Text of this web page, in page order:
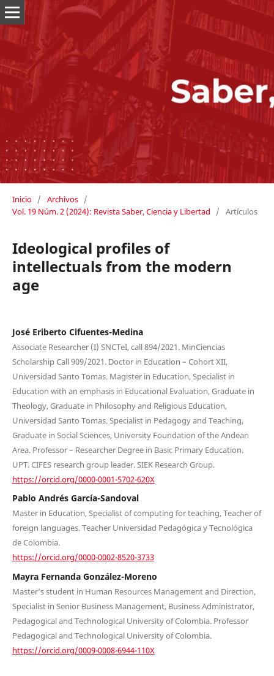
Inicio / Archivos /
Vol. 19 Núm. 2 (2024): Revista Saber, Ciencia y Libertad
/ Artículos
Ideological profiles of
intellectuals from the modern
age
José Eriberto Cifuentes-Medina
Associate Researcher (I) SNCTeI, call 894/2021. MinCiencias
Scholarship Call 909/2021. Doctor in Education – Cohort XII,
Universidad Santo Tomas. Magister in Education, Specialist in
Education with an emphasis in Educational Evaluation, Graduate in
Theology, Graduate in Philosophy and Religious Education,
Universidad Santo Tomas. Specialist in Pedagogy and Teaching,
Graduate in Social Sciences, University Foundation of the Andean
Area. Professor – Researcher Degree in Basic Primary Education.
UPT. CIFES research group leader. SIEK Research Group.
https://orcid.org/0000-0001-5702-620X
Pablo Andrés García-Sandoval
Master in Education, Specialist of computing for teaching, Teacher of
foreign languages. Teacher Universidad Pedagógica y Tecnológica
de Colombia.
https://orcid.org/0000-0002-8520-3733
Mayra Fernanda González-Moreno
Master’s student in Human Resources Management and Direction,
Specialist in Senior Business Management, Business Administrator,
Pedagogical and Technological University of Colombia. Professor
Pedagogical and Technological University of Colombia.
https://orcid.org/0009-0008-6944-110X